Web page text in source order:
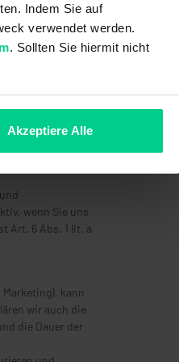
Indem Sie auf
verwendet werden.
. Sollten Sie hiermit nicht
Akzeptiere Alle
die sich je
Ihres
und sind
nutzen
Ein
wenn Sie uns
Art. 6 Abs. 1 lit. a
kann
wir auch die
die Dauer der